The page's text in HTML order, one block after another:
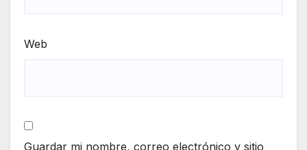
Web
Guardar mi nombre, correo electrónico y sitio